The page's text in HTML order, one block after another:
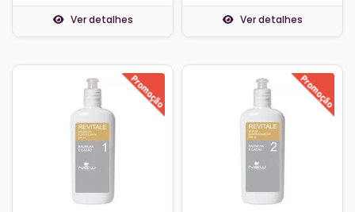
Ver detalhes Ver detalhes